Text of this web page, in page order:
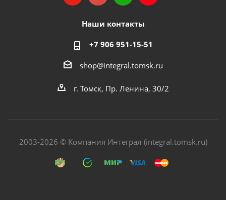
Наши контакты
+7 906 951-15-51
shop@integral.tomsk.ru
г. Томск, Пр. Ленина, 30/2
2003-2026 © Компания Интеграл (integral.tomsk.ru)